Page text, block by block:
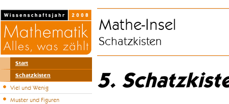
Start
Schatzkisten
Viel und Wenig
Muster und Figuren
Mathe-Insel
Schatzkisten
5.